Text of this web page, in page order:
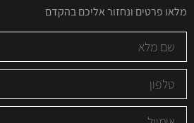
מלאו פרטים ונחזור אליכם בהקדם